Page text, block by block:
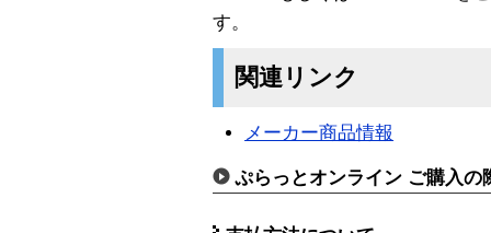
す。
関連リンク
メーカー商品情報
ぷらっとオンライン ご購入の